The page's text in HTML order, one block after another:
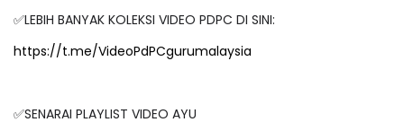
✅LEBIH BANYAK KOLEKSI VIDEO PDPC DI SINI:
https://t.me/VideoPdPCgurumalaysia
✅SENARAI PLAYLIST VIDEO AYU